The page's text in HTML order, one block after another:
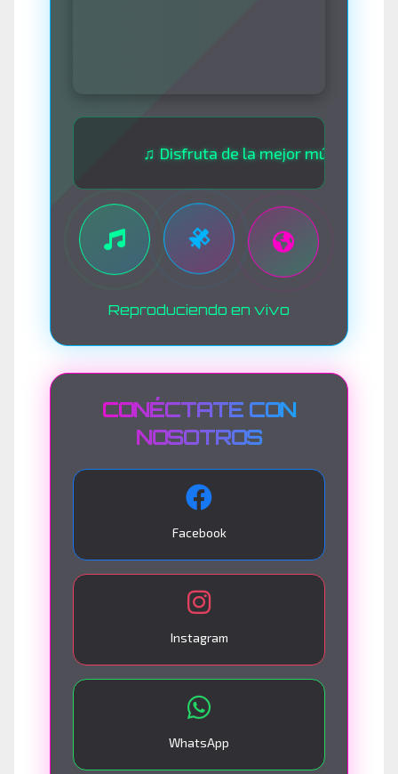
♫ Disfruta de la mejor música las 24
Reproduciendo en vivo
CONÉCTATE CON
NOSOTROS
Facebook
Instagram
WhatsApp